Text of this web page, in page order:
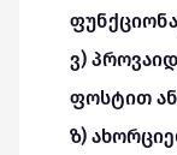
ვ)
ფოსტით
ზ)